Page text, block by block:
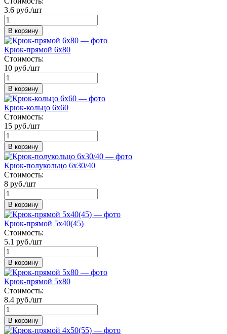
3.6 руб./шт
В корзину
Крюк-прямой 6х80
Стоимость:
10 руб./шт
В корзину
Крюк-кольцо 6х60
Стоимость:
15 руб./шт
В корзину
Крюк-полукольцо 6х30/40
Стоимость:
8 руб./шт
В корзину
Крюк-прямой 5х40(45)
Стоимость:
5.1 руб./шт
В корзину
Крюк-прямой 5х80
Стоимость:
8.4 руб./шт
В корзину